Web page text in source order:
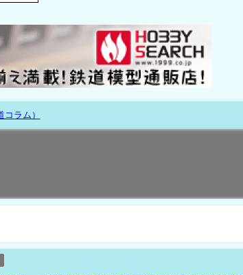
ラム）